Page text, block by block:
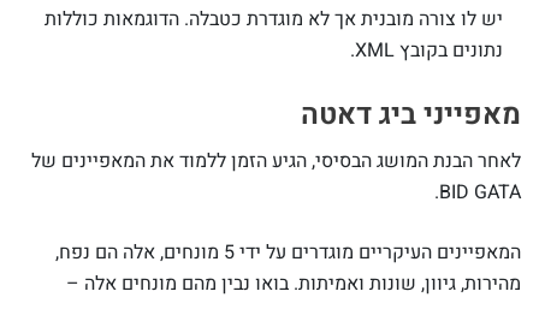
יש לו צורה מובנית אך לא מוגדרת כטבלה. הדוגמאות כוללות
נתונים בקובץ XML.
מאפייני ביג דאטה
לאחר הבנת המושג הבסיסי, הגיע הזמן ללמוד את המאפיינים של
BID GATA.
המאפיינים העיקריים מוגדרים על ידי 5 מונחים, אלה הם נפח,
מהירות, גיוון, שונות ואמיתות. בואו נבין מהם מונחים אלה –